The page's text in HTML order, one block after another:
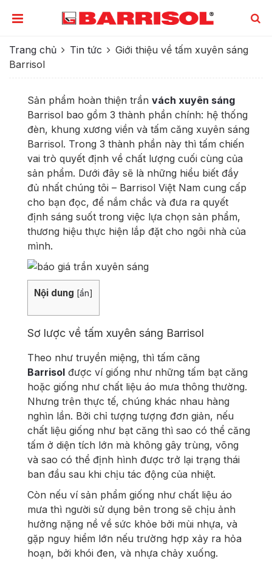
Trang chủ Tin tức
Giới thiệu về tấm xuyên sáng
Barrisol
Sản phẩm hoàn thiện trần vách xuyên sáng
Barrisol bao gồm 3 thành phần chính: hệ thống
đèn, khung xương viền và tấm căng xuyên sáng
Barrisol. Trong 3 thành phần này thì tấm chiến
vai trò quyết định về chất lượng cuối cùng của
sản phẩm. Dưới đây sẽ là những hiểu biết đầy
đủ nhất chúng tôi – Barrisol Việt Nam cung cấp
cho bạn đọc, để nắm chắc và đưa ra quyết
định sáng suốt trong việc lựa chọn sản phẩm,
thương hiệu thực hiện lắp đặt cho ngôi nhà của
mình.
Nội dung [ẩn]
Sơ lược về tấm xuyên sáng Barrisol
Theo như truyền miệng, thì tấm căng
Barrisol được ví giống như những tấm bạt căng
hoặc giống như chất liệu áo mưa thông thường.
Nhưng trên thực tế, chúng khác nhau hàng
nghìn lần. Bởi chỉ tượng tượng đơn giản, nếu
chất liệu giống như bạt căng thì sao có thể căng
tấm ở diện tích lớn mà không gây trùng, võng
và sao có thể định hình được trở lại trạng thái
ban đầu sau khi chịu tác động của nhiệt.
Còn nếu ví sản phẩm giống như chất liệu áo
mưa thì người sử dụng bên trong sẽ chịu ảnh
hưởng nặng nề về sức khỏe bởi mùi nhựa, và
gặp nguy hiểm lớn nếu trường hợp xảy ra hỏa
hoạn, bởi khói đen, và nhựa chảy xuống.